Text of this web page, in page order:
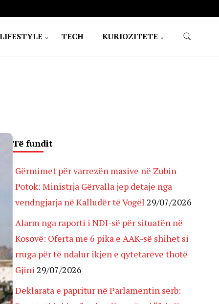
LIFESTYLE TECH KURIOZITETE
Të fundit
Gërmimet për varrezën masive në Zubin
Potok: Ministrja Gërvalla jep detaje nga
vendngjarja në Kalludër të Vogël 29/07/2026
Alarm nga raporti i NDI-së për situatën në
Kosovë: Oferta me 6 pika e AAK-së shihet si
rruga për të ndalur ikjen e qytetarëve thotë
Gjini 29/07/2026
Deklarata e papritur në Parlamentin serb: